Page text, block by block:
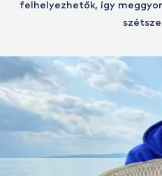
felhelyezhetők, így